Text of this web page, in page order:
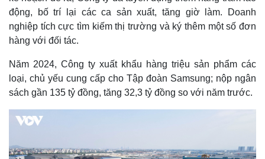
Kinh tế
Bất động sản
Khởi nghiệp
Thị trường
Giá vàng
Tiêu dùng
động, bố trí lại các ca sản xuất, tăng giờ làm. Doanh
nghiệp tích cực tìm kiếm thị trường và ký thêm một số đơn
hàng với đối tác.
Năm 2024, Công ty xuất khẩu hàng triệu sản phẩm các
loại, chủ yếu cung cấp cho Tập đoàn Samsung; nộp ngân
sách gần 135 tỷ đồng, tăng 32,3 tỷ đồng so với năm trước.